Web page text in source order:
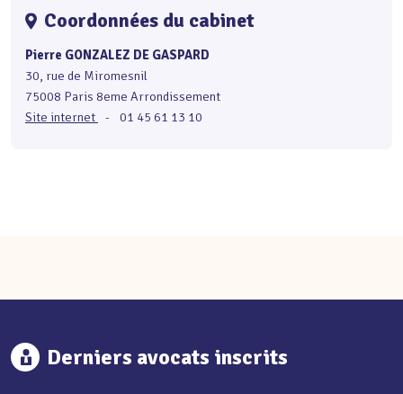
Coordonnées du cabinet
Pierre GONZALEZ DE GASPARD
30, rue de Miromesnil
75008 Paris 8eme Arrondissement
Site internet
- 01 45 61 13 10
Derniers avocats inscrits